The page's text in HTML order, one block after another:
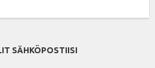
SÄHKÖPOSTIISI